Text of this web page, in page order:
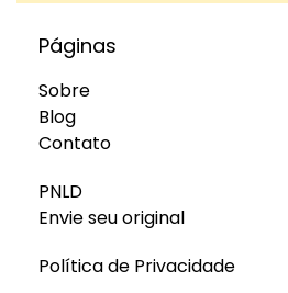
Páginas
Sobre
Blog
Contato
PNLD
Envie seu original
Política de Privacidade